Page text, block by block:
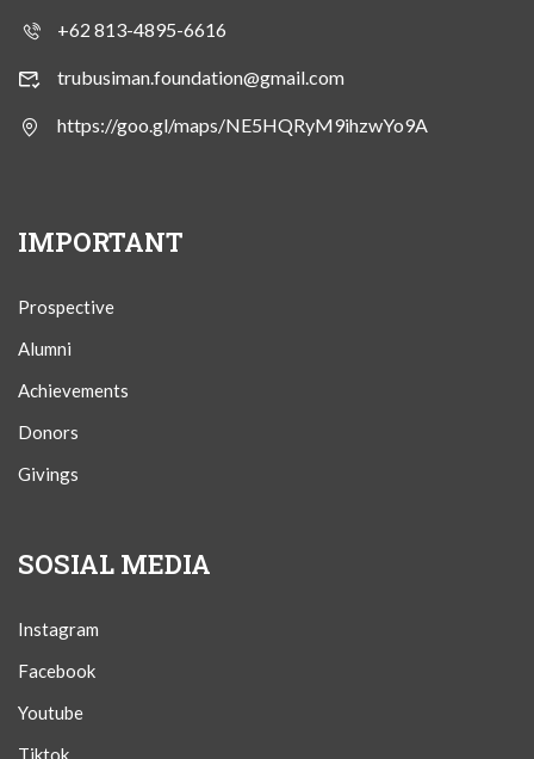
+62 813-4895-6616
trubusiman.foundation@gmail.com
https://goo.gl/maps/NE5HQRyM9ihzwYo9A
IMPORTANT
Prospective
Alumni
Achievements
Donors
Givings
SOSIAL MEDIA
Instagram
Facebook
Youtube
Tiktok